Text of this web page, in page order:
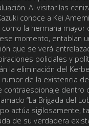
Al visitar las
conoce a Kei
la hermana mayor
momento, entablan
que se verá
policiales y
la eliminación del
rumor de la existencia
contraespionaje dentro
“La Brigada del
actúa sigilosamente,
de su verdadera